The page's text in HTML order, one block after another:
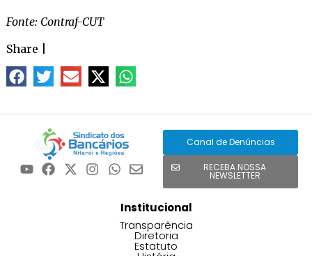
Fonte: Contraf-CUT
Share
Canal de Denúncias
RECEBA NOSSA
NEWSLETTER
Institucional
Transparência
Diretoria
Estatuto